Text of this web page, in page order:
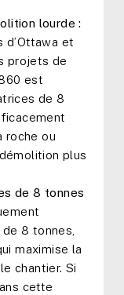
lourde :
d’Ottawa et
projets de
est
de 8
roche ou
plus
de 8 tonnes
8 tonnes,
maximise la
chantier. Si
cette